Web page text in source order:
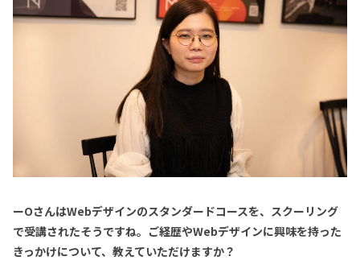
ーOさんはWebデザインのスタンダードコースを、スクーリング
で受講されたそうですね。ご経歴やWebデザインに興味を持った
きっかけについて、教えていただけますか？